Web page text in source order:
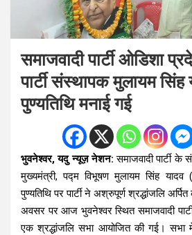
समाजवादी पार्टी ओडिशा
पार्टी संस्थापक मुलायम सिंह
पुण्यतिथि मनाई गई
भुवनेश्वर, यदु न्यूज़ नेशन: समाजवादी पार्टी के
मुख्यमंत्री, पद्म विभूषण मुलायम सिंह यादव
पुण्यतिथि पर पार्टी ने अश्रुपूर्ण श्रद्धांजलि
अवसर पर आज भुवनेश्वर स्थित समाजवादी
एक श्रद्धांजलि सभा आयोजित की गई। सभा में